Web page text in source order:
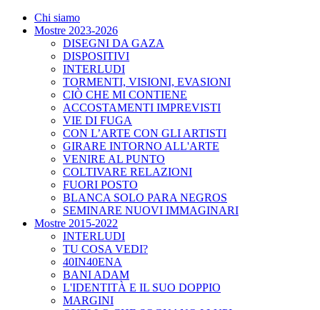
Chi siamo
Mostre 2023-2026
DISEGNI DA GAZA
DISPOSITIVI
INTERLUDI
TORMENTI, VISIONI, EVASIONI
CIÒ CHE MI CONTIENE
ACCOSTAMENTI IMPREVISTI
VIE DI FUGA
CON L’ARTE CON GLI ARTISTI
GIRARE INTORNO ALL'ARTE
VENIRE AL PUNTO
COLTIVARE RELAZIONI
FUORI POSTO
BLANCA SOLO PARA NEGROS
SEMINARE NUOVI IMMAGINARI
Mostre 2015-2022
INTERLUDI
TU COSA VEDI?
40IN40ENA
BANI ADAM
L'IDENTITÀ E IL SUO DOPPIO
MARGINI